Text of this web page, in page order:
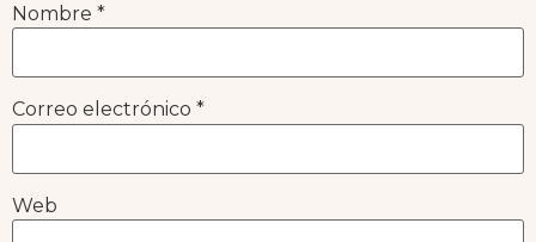
Nombre *
Correo electrónico *
Web